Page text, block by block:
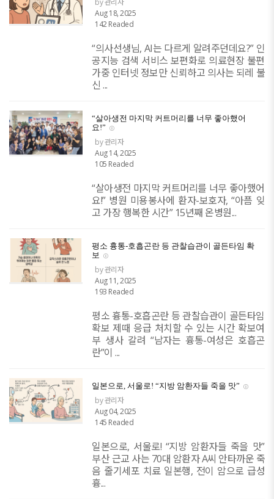
Aug 18, 2025
142 Readed
“의사선생님, AI는 다르게 알려주던데요?” 인
공지능 검색 서비스 보편화로 의료현장 불편
가중 인터넷 정보만 신뢰하고 의사는 되레 불
신 ...
“살아생전 마지막 커트머리를 너무 좋아했어
요!”
by 관리자
Aug 14, 2025
105 Readed
“살아생전 마지막 커트머리를 너무 좋아했어
요!” 병원 미용봉사에 환자-보호자, “아픔 잊
고 가장 행복한 시간” 15년째 온병원...
평소 흉통-호흡곤란 등 관찰습관이 골든타임 확
보
by 관리자
Aug 11, 2025
193 Readed
평소 흉통-호흡곤란 등 관찰습관이 골든타임
확보 제때 응급 처치할 수 있는 시간 확보여
부 생사 갈려 “남자는 흉통-여성은 호흡곤
란”이 ...
일본으로, 서울로! “지방 암환자들 죽을 맛”
by 관리자
Aug 04, 2025
145 Readed
일본으로, 서울로! “지방 암환자들 죽을 맛”
부산 근교 사는 70대 암환자 A씨 안타까운 죽
음 줄기세포 치료 일본행, 전이 암으로 급성
흉...